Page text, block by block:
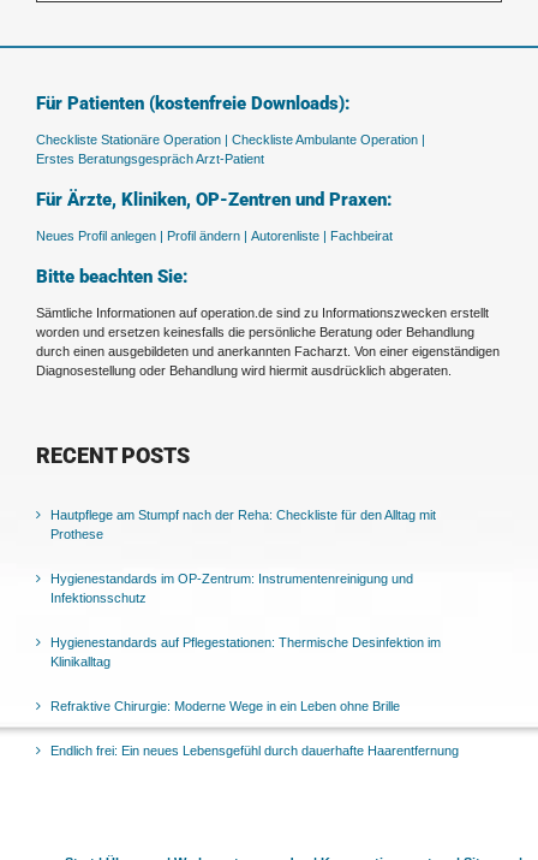
Für Patienten (kostenfreie Downloads):
Checkliste Stationäre Operation | Checkliste Ambulante Operation |
Erstes Beratungsgespräch Arzt-Patient
Für Ärzte, Kliniken, OP-Zentren und Praxen:
Neues Profil anlegen | Profil ändern | Autorenliste | Fachbeirat
Bitte beachten Sie:
Sämtliche Informationen auf operation.de sind zu Informationszwecken erstellt
worden und ersetzen keinesfalls die persönliche Beratung oder Behandlung
durch einen ausgebildeten und anerkannten Facharzt. Von einer eigenständigen
Diagnosestellung oder Behandlung wird hiermit ausdrücklich abgeraten.
RECENT POSTS
Hautpflege am Stumpf nach der Reha: Checkliste für den Alltag mit
Prothese
Hygienestandards im OP-Zentrum: Instrumentenreinigung und
Infektionsschutz
Hygienestandards auf Pflegestationen: Thermische Desinfektion im
Klinikalltag
Refraktive Chirurgie: Moderne Wege in ein Leben ohne Brille
Endlich frei: Ein neues Lebensgefühl durch dauerhafte Haarentfernung